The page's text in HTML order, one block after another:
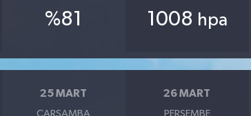
%81 1008 hpa
25 MART
ÇARŞAMBA
26 MART
PERŞEMBE